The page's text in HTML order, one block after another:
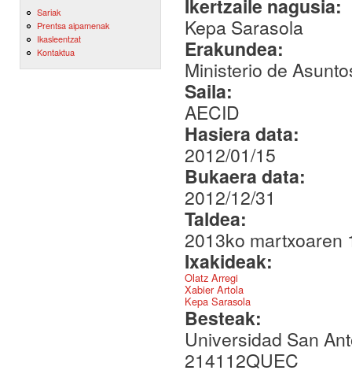
Sariak
Prentsa aipamenak
Ikasleentzat
Kontaktua
Ikertzaile nagusia:
Kepa Sarasola
Erakundea:
Ministerio de
Saila:
AECID
Hasiera data:
2012/01/15
Bukaera data:
2012/12/31
Taldea:
2013ko martxoaren
Ixakideak:
Olatz Arregi
Xabier Artola
Kepa Sarasola
Besteak:
Universidad San
214112QUEC